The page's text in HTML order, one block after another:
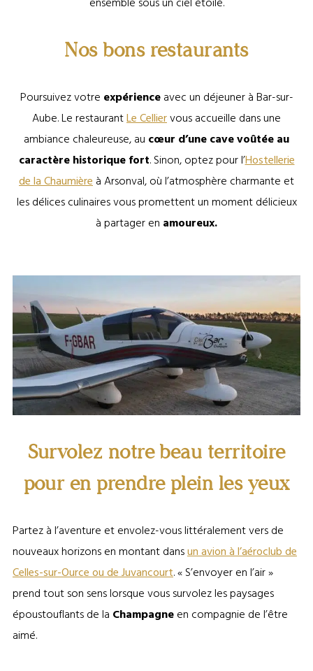
Nos bons restaurants
Poursuivez votre expérienceavec un déjeuner à Bar-sur-
Aube. Le restaurantLe Celliervous accueille dans une
ambiance chaleureuse, au cœur d’une cave voûtée au
caractère historique fort. Sinon, optez pour l’Hostellerie
de la Chaumièreà Arsonval, où l’atmosphère charmante et
les délices culinaires vous promettent un moment délicieux
à partager en amoureux.
Survolez notre beau territoire
pour en prendre plein les yeux
Partez à l’aventure et envolez-vous littéralement vers de
nouveaux horizons en montant dansun avion à l’aéroclub de
Celles-sur-Ource ou de Juvancourt. « S’envoyer en l’air »
prend tout son sens lorsque vous survolez les paysages
époustouflants de la Champagneen compagnie de l’être
aimé.